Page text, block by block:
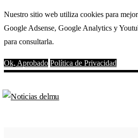
Nuestro sitio web utiliza cookies para
Google Adsense, Google Analytics y
para consultarla.
Ok, Aprobado Política de Privacidad